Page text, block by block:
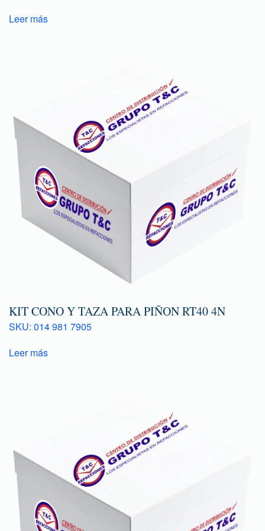
Leer más
KIT CONO Y TAZA PARA PIÑON RT40 4N
SKU: 014 981 7905
Leer más